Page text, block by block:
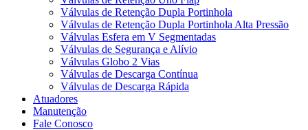
Válvulas de Retenção Dupla Portinhola
Válvulas de Retenção Dupla Portinhola Alta Pressão
Válvulas Esfera em V Segmentadas
Válvulas de Segurança e Alívio
Válvulas Globo 2 Vias
Válvulas de Descarga Contínua
Válvulas de Descarga Rápida
Atuadores
Manutenção
Fale Conosco